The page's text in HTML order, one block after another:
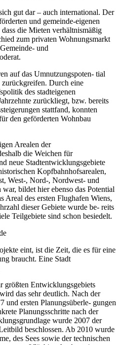
gut dar – auch international. Der
und gemeinde-eigenen
die Mieten verhältnismäßig
zum privaten Wohnungsmarkt
und
auf das Umnutzungspoten- tial
zurückgreifen. Durch eine
des stadteigenen
zurückliegt, bzw. bereits
stattfand, konnten
den geförderten Wohnbau
Arealen der
die Weichen für
neue Stadtentwicklungsgebiete
Kopfbahnhofsarealen,
West-, Nord-, Nordwest- und
bildet hier ebenso das Potential
des ersten Flughafen Wiens,
dieser Gebiete wurde be- reits
Teilgebiete sind schon besiedelt.
eint, ist die Zeit, die es für eine
braucht. Eine Stadt
größten Entwicklungsgebiets
das sehr deutlich. Nach der
und ersten Planungsüberle- gungen
Planungsschritte nach der
wurde 2007 der
beschlossen. Ab 2010 wurde
des Sees sowie der technischen